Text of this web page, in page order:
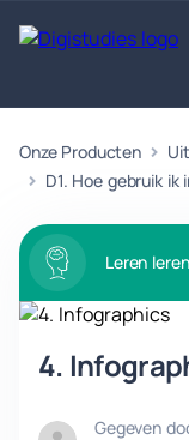
Exacte
vakken
Geen
vakken.
Geen
vakken.
Onze Producten
D1. Hoe gebruik
Leren leren
4.
Gegeven